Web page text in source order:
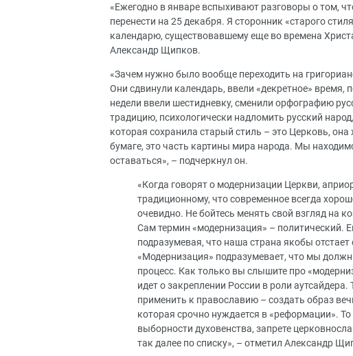
«Ежегодно в январе вспыхивают разговоры о том,
перенести на 25 декабря. Я сторонник «старого
календарю, существовавшему еще во времена
Александр Щипков.
«Зачем нужно было вообще переходить на
Они сдвинули календарь, ввели «декретное»
недели ввели шестидневку, сменили орфографию
традицию, психологически надломить русский
которая сохранила старый стиль – это Церковь,
бумаге, это часть картины мира народа. Мы
оставаться», – подчеркнул он.
«Когда говорят о модернизации Церкви,
традиционному, что современное всегда
очевидно. Не бойтесь менять свой взгляд на
Сам термин «модернизация» – политический.
подразумевая, что наша страна якобы
«Модернизация» подразумевает, что мы
процесс. Как только вы слышите про
идет о закреплении России в роли
применить к православию – создать образ
которая срочно нуждается в «реформации».
выборности духовенства, запрете
так далее по списку», – отметил Александр